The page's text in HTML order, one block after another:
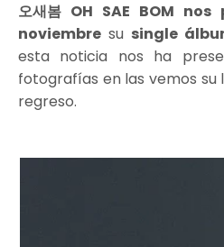
오새봄 OH SAE BOM
noviembre su single
esta noticia nos ha
fotografías en las vemos su
regreso.